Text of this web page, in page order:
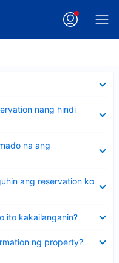
nang hindi
na ang
ang reservation ko
ito kakailanganin?
ng property?